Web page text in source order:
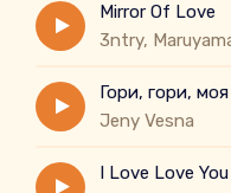
Mirror Of Love
3ntry,
Гори, гори,
Jeny Vesna
I Love Love